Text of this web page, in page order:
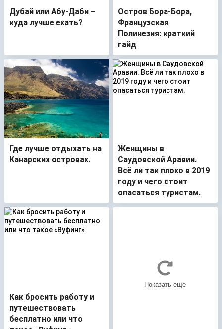
Дубай или Абу-Даби –
куда лучше ехать?
Остров Бора-Бора,
Французская
Полинезия: краткий
гайд
Где лучше отдыхать на
Канарских островах.
Женщины в
Саудовской Аравии.
Всё ли так плохо в 2019
году и чего стоит
опасаться туристам.
Как бросить работу и
путешествовать
бесплатно или что